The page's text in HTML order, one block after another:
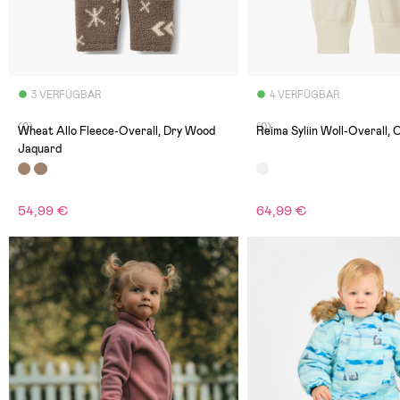
3 VERFÜGBAR
(0)
Wheat Allo Fleece-Overall, Dry Wood
Jaquard
54,99 €
4 VERFÜGBAR
(0)
Reima Syliin Woll-Overall,
64,99 €